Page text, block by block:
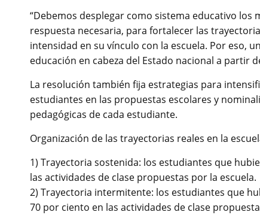
“Debemos desplegar como sistema educativo
respuesta necesaria, para fortalecer las
intensidad en su vínculo con la escuela. Por eso,
educación en cabeza del Estado nacional a partir
La resolución también fija estrategias para
estudiantes en las propuestas escolares y
pedagógicas de cada estudiante.
Organización de las trayectorias reales en la
1) Trayectoria sostenida: los estudiantes que
las actividades de clase propuestas por la escuela.
2) Trayectoria intermitente: los estudiantes que
70 por ciento en las actividades de clase